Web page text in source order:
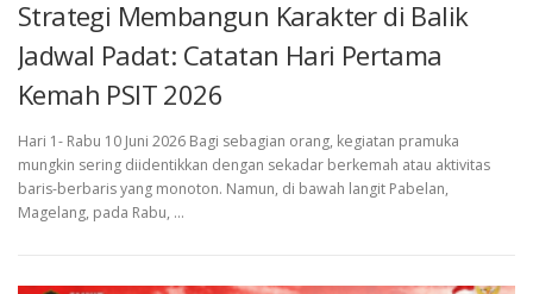
Strategi Membangun Karakter di Balik
Jadwal Padat: Catatan Hari Pertama
Kemah PSIT 2026
Hari 1- Rabu 10 Juni 2026 Bagi sebagian orang, kegiatan pramuka
mungkin sering diidentikkan dengan sekadar berkemah atau aktivitas
baris-berbaris yang monoton. Namun, di bawah langit Pabelan,
Magelang, pada Rabu, …